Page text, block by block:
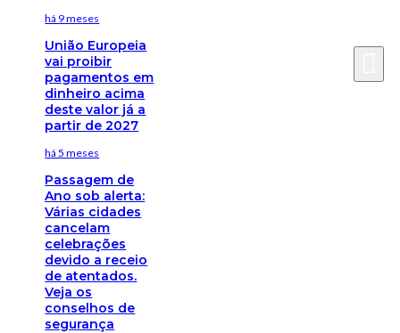
há 9 meses
União Europeia
vai proibir
pagamentos em
dinheiro acima
deste valor já a
partir de 2027
há 5 meses
Passagem de
Ano sob alerta:
Várias cidades
cancelam
celebrações
devido a receio
de atentados.
Veja os
conselhos de
segurança